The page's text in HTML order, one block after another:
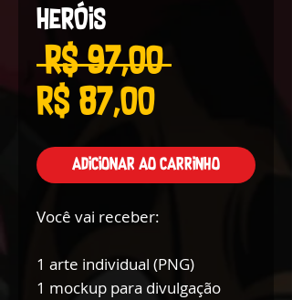
Heróis
R$ 97,00 Preço
R$ 87,00Preço
Adicionar ao carrinho
Você vai receber:
1 arte individual (PNG)
1 mockup para divulgação